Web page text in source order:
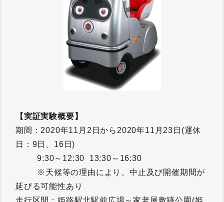
【実証実験概要】
期間：2020年11月2日から2020年11月23日(運休
日：9日、16日)
9:30～12:30 13:30～16:30
※天候等の理由により、中止及び開催期間が
延びる可能性あり
走行区間：姫路駅北駅前広場～家老屋敷跡公園(姫